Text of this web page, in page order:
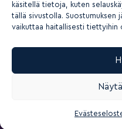
käsitellä tietoja, kuten
tällä sivustolla. Suostumuksen
vaikuttaa haitallisesti tiettyihin
2026 © Suomen
Tietosuoja- ja